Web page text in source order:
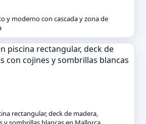
y moderno con cascada y zona de
rectangular, deck de madera,